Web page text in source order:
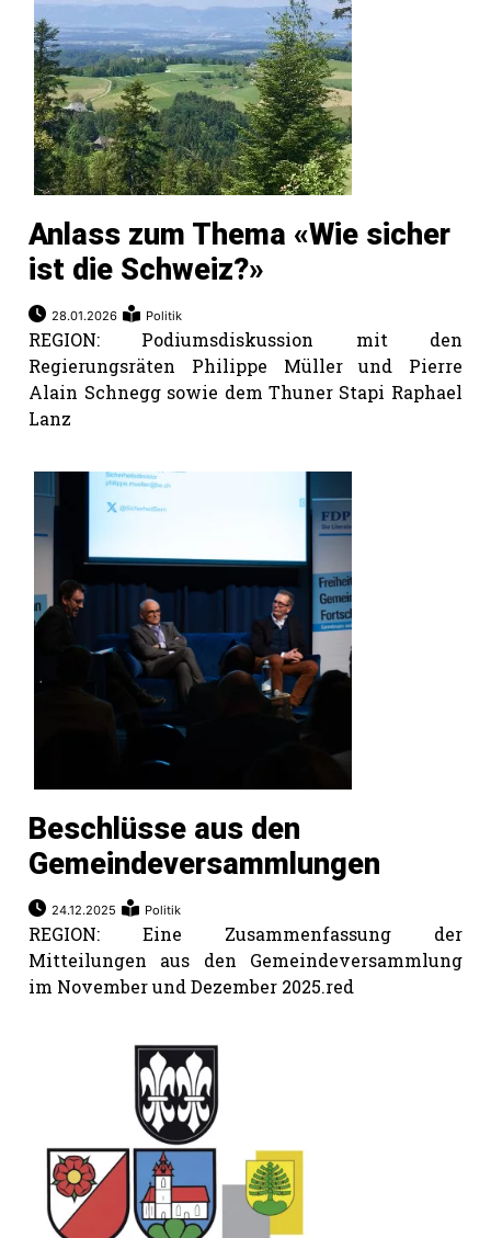
Anlass zum Thema «Wie sicher
ist die Schweiz?»
28.01.2026 Politik
REGION: Podiumsdiskussion mit den
Regierungsräten Philippe Müller und Pierre
Alain Schnegg sowie dem Thuner Stapi Raphael
Lanz
Beschlüsse aus den
Gemeindeversammlungen
24.12.2025 Politik
REGION: Eine Zusammenfassung der
Mitteilungen aus den Gemeindeversammlung
im November und Dezember 2025.red